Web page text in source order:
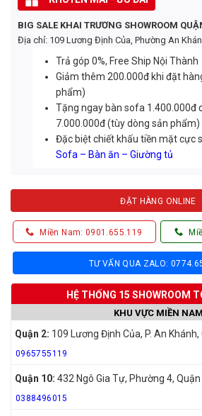
BIG SALE KHAI TRƯƠNG SHOWROOM
Địa chỉ: 109 Lương Định Của, Phường An
Trả góp 0%, Free Ship Nội Thành
Giảm thêm 200.000đ khi đặt
phẩm)
Tặng ngay bàn sofa 1.400.000đ
7.000.000đ (tùy dòng sản phẩm)
Đặc biệt chiết khấu tiền mặt cực
Sofa – Bàn ăn – Giường tủ
ĐẶT HÀNG ONLINE
Miền Nam: 0901.655.119
TƯ VẤN QUA ZALO:
HỆ THỐNG 15 SHOWROOM
KHU VỰC MIỀN NAM
Quận 2: 109 Lương Định Của, P. An
0965755119
Quận 10: 432 Ngô Gia Tự, Phường 4, Quận
0388496015